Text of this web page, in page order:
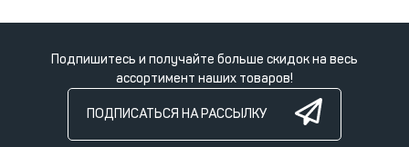
Подпишитесь и получайте больше скидок на весь
ассортимент наших товаров!
ПОДПИСАТЬСЯ НА РАССЫЛКУ